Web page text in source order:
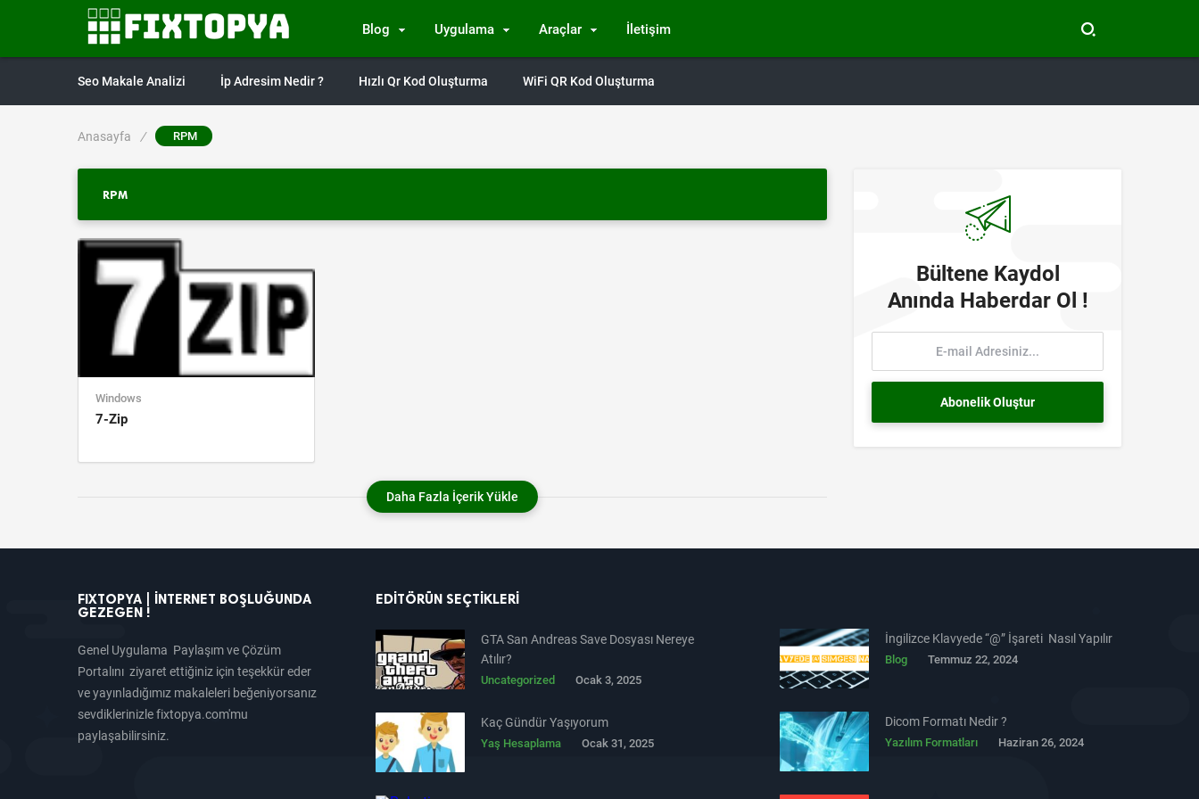
Blog Uygulama Araçlar İletişim
Seo Makale Analizi İp Adresim Nedir ? Hızlı Qr Kod Oluşturma WiFi QR Kod Oluşturma
Anasayfa / RPM
RPM
Windows
7-Zip
Daha Fazla İçerik Yükle
Bültene Kaydol
Anında Haberdar Ol !
FIXTOPYA | İNTERNET BOŞLUĞUNDA
GEZEGEN !
Genel Uygulama Paylaşım ve Çözüm
Portalını ziyaret ettiğiniz için teşekkür eder
ve yayınladığımız makaleleri beğeniyorsanız
sevdiklerinizle fixtopya.com'mu
paylaşabilirsiniz.
EDITÖRÜN SEÇTIKLERI
GTA San Andreas Save Dosyası Nereye
Atılır?
Uncategorized Ocak 3, 2025
İngilizce Klavyede “@” İşareti Nasıl Yapılır
Blog Temmuz 22, 2024
Kaç Gündür Yaşıyorum
Yaş Hesaplama Ocak 31, 2025
Dicom Formatı Nedir ?
Yazılım Formatları Haziran 26, 2024